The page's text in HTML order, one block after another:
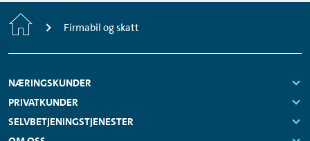
Home Firmabil og skatt
Footer
Navigation
NÆRINGSKUNDER
Links:
PRIVATKUNDER
Links:
SELVBETJENINGSTJENESTER